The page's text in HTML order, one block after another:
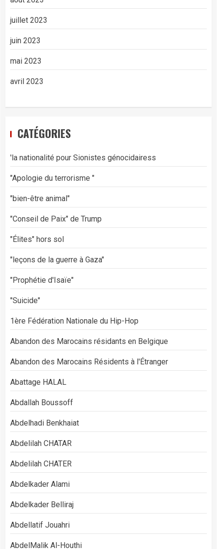
juillet 2023
juin 2023
mai 2023
avril 2023
CATÉGORIES
'la nationalité pour Sionistes génocidairess
"Apologie du terrorisme "
"bien-être animal"
"Conseil de Paix" de Trump
"Élites" hors sol
"leçons de la guerre à Gaza"
"Prophétie d'Isaïe"
"Suicide"
1ère Fédération Nationale du Hip-Hop
Abandon des Marocains résidants en Belgique
Abandon des Marocains Résidents à l'Étranger
Abattage HALAL
Abdallah Boussoff
Abdelhadi Benkhaiat
Abdelilah CHATAR
Abdelilah CHATER
Abdelkader Alami
Abdelkader Belliraj
Abdellatif Jouahri
AbdelMalik Al-Houthi